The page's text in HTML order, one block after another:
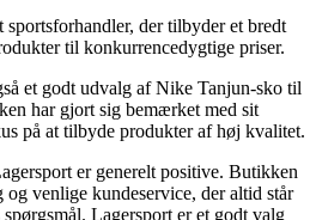
sportsforhandler, der tilbyder et bredt
til konkurrencedygtige priser.
et godt udvalg af Nike Tanjun-sko til
har gjort sig bemærket med sit
på at tilbyde produkter af høj kvalitet.
er generelt positive. Butikken
venlige kundeservice, der altid står
Lagersport er et godt valg